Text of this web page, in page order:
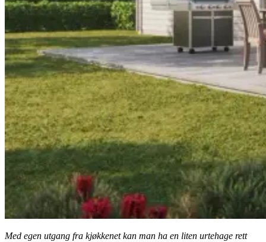
Med egen utgang fra kjøkkenet kan man ha en liten urtehage rett